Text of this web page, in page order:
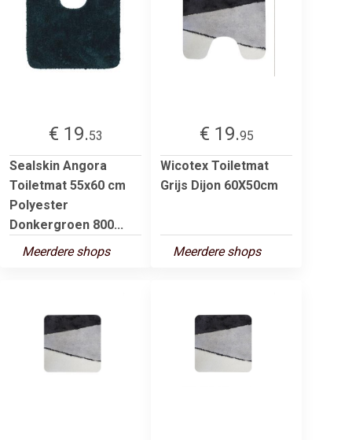
€ 19.53
Sealskin Angora
Toiletmat 55x60 cm
Polyester
Donkergroen 800...
Meerdere shops
€ 19.95
Wicotex Toiletmat
Grijs Dijon 60X50cm
Meerdere shops